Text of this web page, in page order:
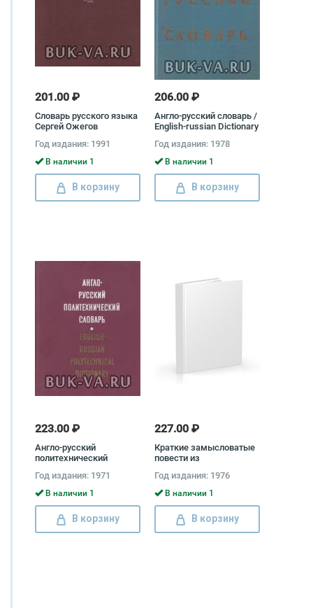
201.00 ₽
Словарь русского языка
Сергей Ожегов
Год издания: 1991
В наличии 1
В корзину
206.00 ₽
Англо-русский словарь /
English-russian Dictionary
Год издания: 1978
В наличии 1
В корзину
223.00 ₽
Англо-русский
политехнический
Год издания: 1971
В наличии 1
В корзину
227.00 ₽
Краткие замысловатые
повести из
профессора и кавалера
Николая Курганова
Николай Курганов
Год издания: 1976
В наличии 1
В корзину